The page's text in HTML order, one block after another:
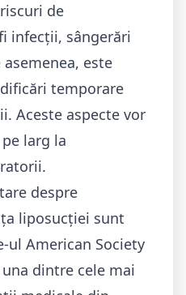
de
infecții, sângerări
este
temporare
Aceste aspecte vor
larg la
despre
liposucției sunt
ul American Society
una dintre cele mai